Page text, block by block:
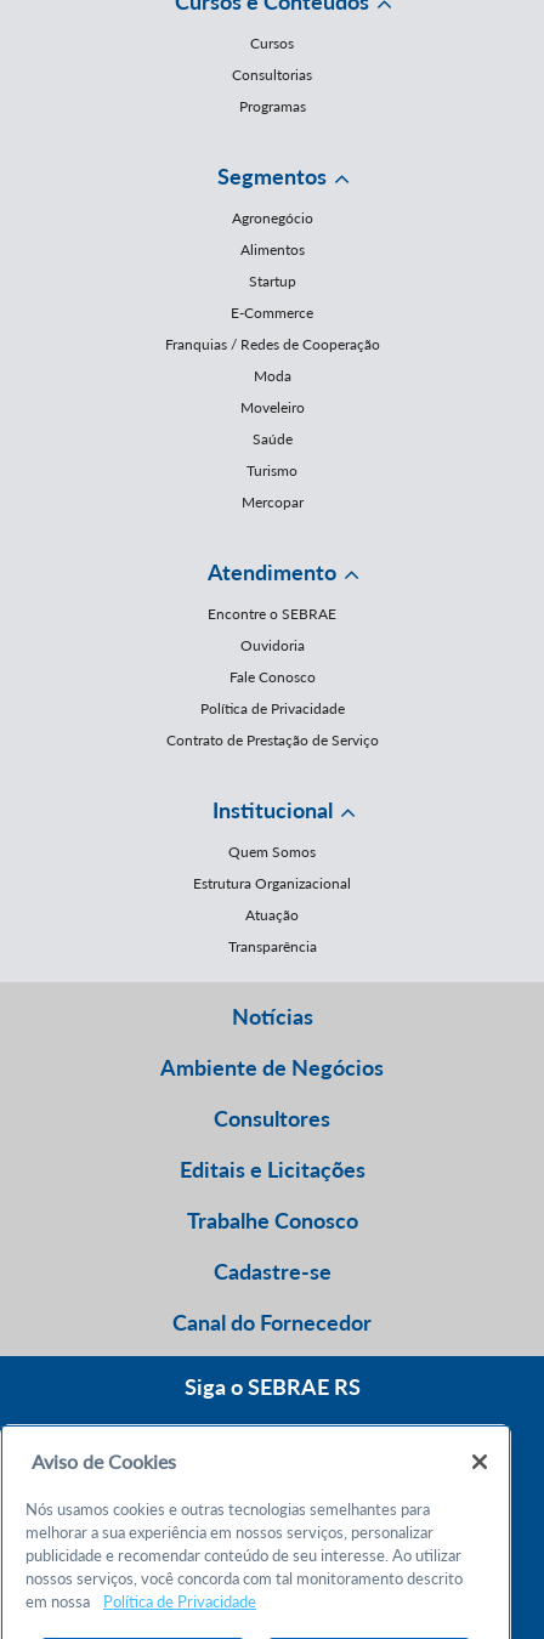
Cursos
Consultorias
Programas
Segmentos
Agronegócio
Alimentos
Startup
E-Commerce
Franquias / Redes de Cooperação
Moda
Moveleiro
Saúde
Turismo
Mercopar
Atendimento
Encontre o SEBRAE
Ouvidoria
Fale Conosco
Política de Privacidade
Contrato de Prestação de Serviço
Institucional
Quem Somos
Estrutura Organizacional
Atuação
Transparência
Notícias
Ambiente de Negócios
Consultores
Editais e Licitações
Trabalhe Conosco
Cadastre-se
Canal do Fornecedor
Siga o SEBRAE RS
Atendimento 24h
Chame no WhatsApp
Aviso de Cookies
Nós usamos cookies e outras tecnologias semelhantes para
melhorar a sua experiência em nossos serviços, personalizar
publicidade e recomendar conteúdo de seu interesse. Ao utilizar
nossos serviços, você concorda com tal monitoramento descrito
em nossa
Política de Privacidade